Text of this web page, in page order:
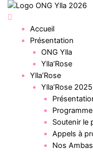
Aller
contenu
Menu
Accueil
Présentation
ONG Ylla
Ylla’Rose
Ylla’Rose
Ylla’Rose 2025
Soutenir le
Appels à
Nos